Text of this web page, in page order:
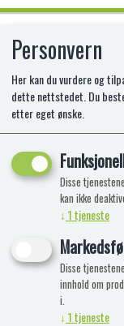
TOTUM
RØD/GRÅ
Personvern
Her kan du vurdere og
dette nettstedet. Du
etter eget ønske.
Disse
kan ikke
↓ 1tjeneste
Disse
innhold om
i.
↓ 1tjeneste